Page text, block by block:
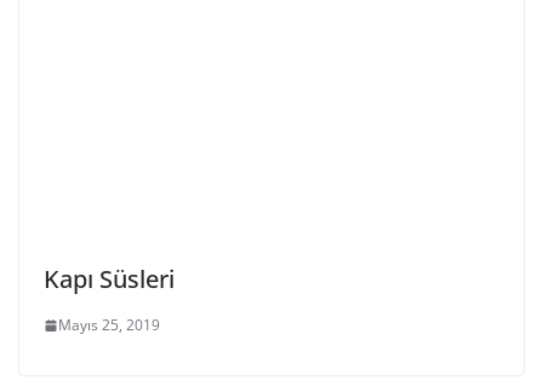
Kapı Süsleri
Mayıs 25, 2019